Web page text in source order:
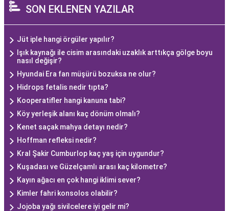
SON EKLENEN YAZILAR
Jüt iple hangi örgüler yapılır?
Işık kaynağı ile cisim arasındaki uzaklık arttıkça gölge boyu
nasıl değişir?
Hyundai Era fan müşürü bozuksa ne olur?
Hidrops fetalis nedir tıpta?
Kooperatifler hangi kanuna tabi?
Köy yerleşik alanı kaç dönüm olmalı?
Kenet saçak mahya detayı nedir?
Hoffman refleksi nedir?
Kral Şakir Cumburlop kaç yaş için uygundur?
Kuşadası ve Güzelçamlı arası kaç kilometre?
Kayın ağacı en çok hangi iklimi sever?
Kimler fahri konsolos olabilir?
Jojoba yağı sivilcelere iyi gelir mi?